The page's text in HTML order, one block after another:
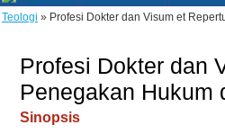
Teologi » Profesi Dokter dan Visum et
Profesi Dokter dan
Penegakan Hukum
Sinopsis